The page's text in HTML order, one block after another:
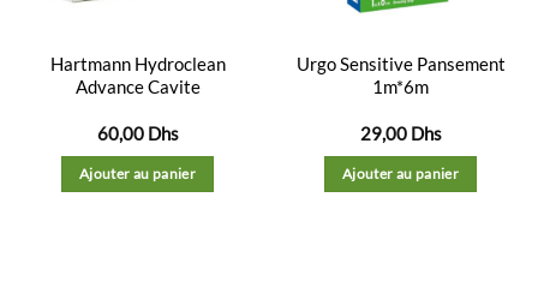
Hartmann Hydroclean
Advance Cavite
60,00 Dhs
Ajouter au panier
Urgo Sensitive Pansement
1m*6m
29,00 Dhs
Ajouter au panier